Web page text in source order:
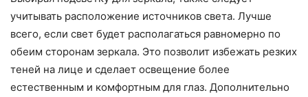
учитывать расположение источников света. Лучше
всего, если свет будет располагаться равномерно по
обеим сторонам зеркала. Это позволит избежать резких
теней на лице и сделает освещение более
естественным и комфортным для глаз. Дополнительно